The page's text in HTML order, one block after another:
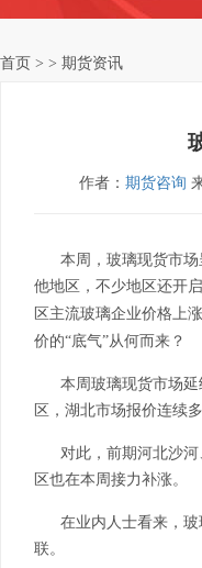
首页 > > 期货资讯
作者： 期货咨询
本周，玻璃现货市
他地区，不少地区还开
区主流玻璃企业价格上涨
价的“底气”从何而来？
本周玻璃现货市场
区，湖北市场报价连续
对此，前期河北沙
区也在本周接力补涨。
在业内人士看来，
联。